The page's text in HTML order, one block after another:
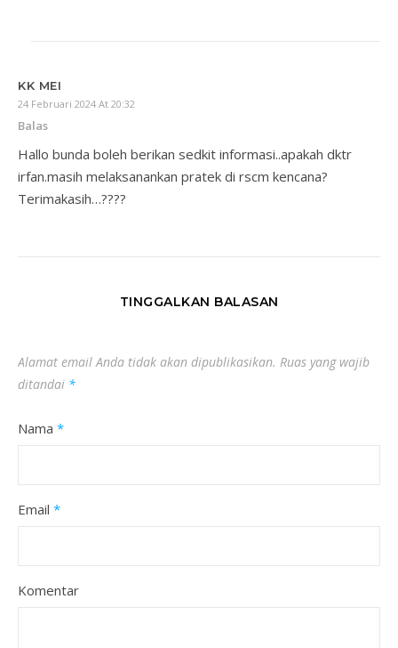
KK MEI
24 Februari 2024 At 20:32
Balas
Hallo bunda boleh berikan sedkit informasi..apakah dktr
irfan.masih melaksanankan pratek di rscm kencana?
Terimakasih…????
TINGGALKAN BALASAN
Alamat email Anda tidak akan dipublikasikan. Ruas yang wajib
ditandai *
Nama *
Email *
Komentar